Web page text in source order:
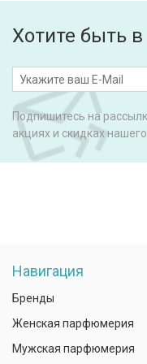
Хотите быть в
Подпишитесь на
акциях и скидках
Навигация
Бренды
Женская парфюмерия
Мужская парфюмерия